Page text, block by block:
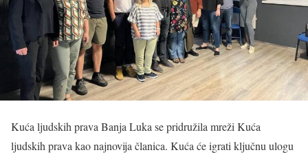
Kuća ljudskih prava Banja Luka se pridružila mreži Kuća
ljudskih prava kao najnovija članica. Kuća će igrati ključnu ulogu